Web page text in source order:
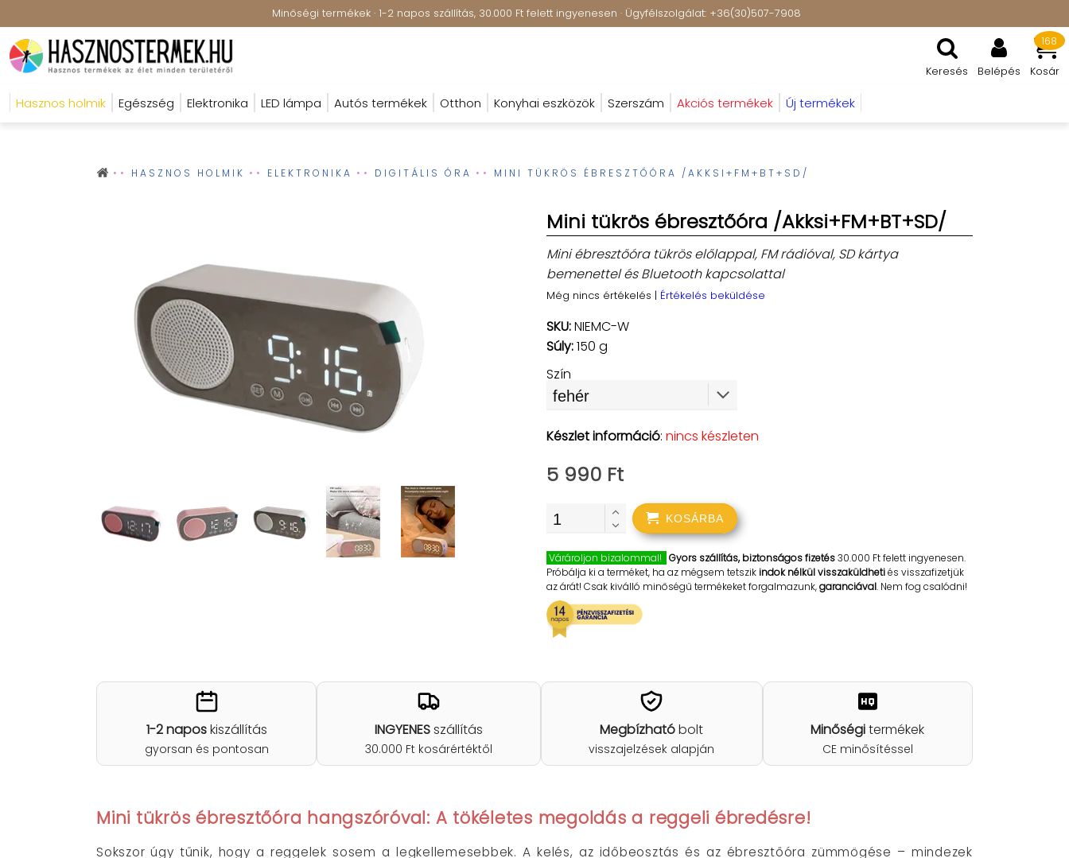
Minőségi termékek · 1-2 napos szállítás, 30.000 Ft felett ingyenesen · Ügyfélszolgálat: +36(30)507-7908
Keresés Belépés Kosár
168
Hasznos holmik Egészség Elektronika LED lámpa Autós termékek Otthon Konyhai eszközök Szerszám Akciós termékek Új termékek
HASZNOS HOLMIK ELEKTRONIKA DIGITÁLIS ÓRA MINI TÜKRÖS ÉBRESZTŐÓRA /AKKSI+FM+BT+SD/
Mini tükrös ébresztőóra /Akksi+FM+BT+SD/
Mini ébresztőóra tükrös előlappal, FM rádióval, SD kártya
bemenettel és Bluetooth kapcsolattal
Még nincs értékelés | Értékelés beküldése
SKU:NIEMC-W
Súly:150 g
Szín
Készlet információ: nincs készleten
5 990 Ft
KOSÁRBA
Várároljon bizalommal! Gyors szállítás, biztonságos fizetés30.000 Ft felett ingyenesen.
Próbálja ki a terméket, ha az mégsem tetszikindok nélkül visszaküldhetiés visszafizetjük
az árát! Csak kiválló minőségű termékeket forgalmazunk,garanciával. Nem fog csalódni!
1-2 naposkiszállítás
gyorsan és pontosan
INGYENESszállítás
30.000 Ft kosárértéktől
Megbízhatóbolt
visszajelzések alapján
Minőségitermékek
CE minősítéssel
Mini tükrös ébresztőóra hangszóróval: A tökéletes megoldás a reggeli ébredésre!
Sokszor úgy tűnik, hogy a reggelek sosem a legkellemesebbek. A kelés, az időbeosztás és az ébresztőóra zümmögése – mindezek